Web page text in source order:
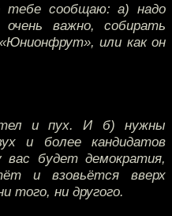
сообщаю: а) надо
важно, собирать
или как он
и пух. И б) нужны
и более кандидатов
будет демократия,
и взовьётся вверх
того, ни другого.